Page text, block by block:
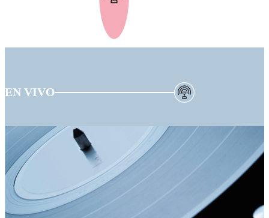
EN VIVO